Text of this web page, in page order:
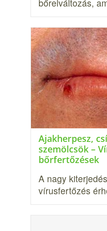
bőrelváltozás,
Ajakherpesz,
szemölcsök –
bőrfertőzések
A nagy
vírusfertőzés